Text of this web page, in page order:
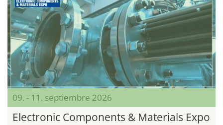
09. - 11. septiembre 2026
Electronic Components & Materials Expo